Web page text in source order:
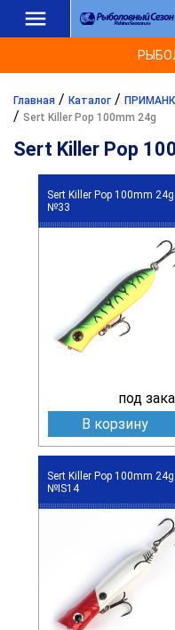
Главная / Каталог /
/ Sert Killer Pop 100mm 24g
Sert Killer Pop
Sert Killer Pop 100mm 24g
№33
под
В корзину
Sert Killer Pop 100mm 24g
№IS14